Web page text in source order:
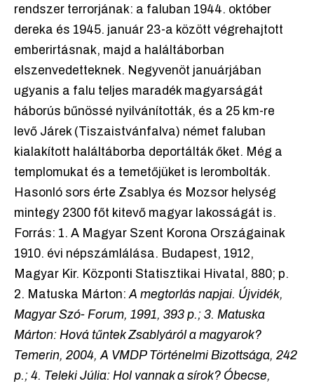
rendszer terrorjának: a faluban 1944. október
dereka és 1945. január 23-a között végrehajtott
emberirtásnak, majd a haláltáborban
elszenvedetteknek. Negyvenöt januárjában
ugyanis a falu teljes maradék magyarságát
háborús bűnössé nyilvánították, és a 25 km-re
levő Járek (Tiszaistvánfalva) német faluban
kialakított haláltáborba deportálták őket. Még a
templomukat és a temetőjüket is lerombolták.
Hasonló sors érte Zsablya és Mozsor helység
mintegy 2300 főt kitevő magyar lakosságát is.
Forrás: 1. A Magyar Szent Korona Országainak
1910. évi népszámlálása. Budapest, 1912,
Magyar Kir. Központi Statisztikai Hivatal, 880; p.
2. Matuska Márton:A megtorlás napjai. Újvidék,
Magyar Szó- Forum, 1991, 393 p.; 3. Matuska
Márton: Hová tűntek Zsablyáról a magyarok?
Temerin, 2004, A VMDP Történelmi Bizottsága, 242
p.; 4. Teleki Júlia: Hol vannak a sírok? Óbecse,